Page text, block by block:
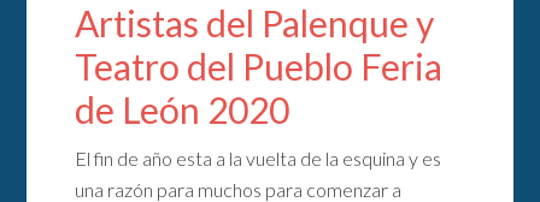
Artistas del Palenque y
Teatro del Pueblo Feria
de León 2020
El fin de año esta a la vuelta de la esquina y es
una razón para muchos para comenzar a